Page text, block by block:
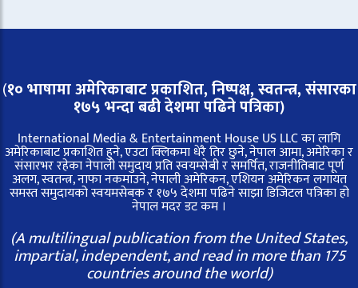
(१० भाषामा अमेरिकाबाट प्रकाशित, निष्पक्ष, स्वतन्त्र,संसारका
१७५ भन्दा बढी देशमा पढिने पत्रिका)
International Media & Entertainment House US LLC का लागि
अमेरिकाबाट प्रकाशित हुने, एउटा क्लिकमा धेरै तिर छुने, नेपाल आमा, अमेरिका र
संसारभर रहेका नेपाली समुदाय प्रति स्वयम्सेबी र समर्पित, राजनीतिबाट पूर्ण
अलग, स्वतन्त्र, नाफा नकमाउने, नेपाली अमेरिकन, एशियन अमेरिकन लगायत
समस्त समुदायको स्वयमसेबक र १७५ देशमा पढिने साझा डिजिटल पत्रिका हो
नेपाल मदर डट कम ।
(A multilingual publication from the United States,
impartial, independent, and read in more than 175
countries around the world)